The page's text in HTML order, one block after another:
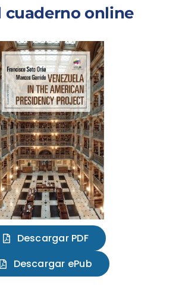
cuaderno online
Descargar PDF
Descargar ePub